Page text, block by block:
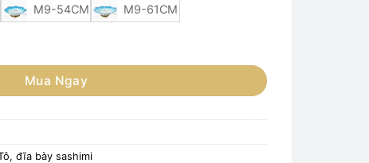
M9-54CM M9-61CM
tô lớn bày sashimi, hải sản số lượng
Mua Ngay
đĩa bày sashimi